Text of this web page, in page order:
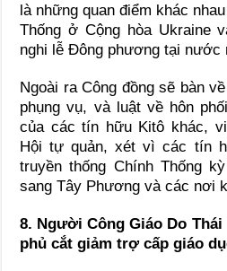
là những quan điểm khác
Thống ở Cộng hòa Ukraine
nghi lễ Đông phương tại nước
Ngoài ra Công đồng sẽ bàn
phụng vụ, và luật về hôn
của các tín hữu Kitô khác,
Hội tự quản, xét vì các tín
truyền thống Chính Thống
sang Tây Phương và các nơi
8. Người Công Giáo Do
phủ cắt giảm trợ cấp giáo